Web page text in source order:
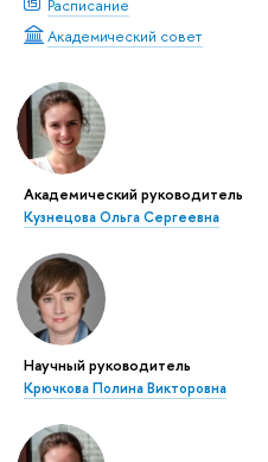
Расписание
Академический совет
Академический руководитель
Кузнецова Ольга Сергеевна
Научный руководитель
Крючкова Полина Викторовна